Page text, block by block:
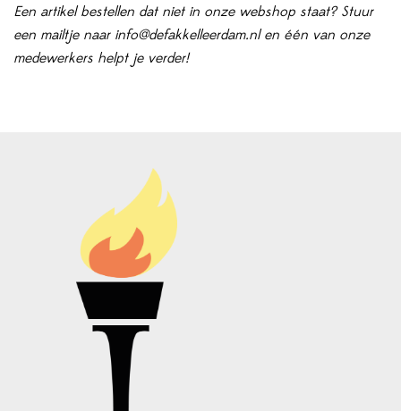
Een artikel bestellen dat niet in onze webshop staat? Stuur
een mailtje naar info@defakkelleerdam.nl en één van onze
medewerkers helpt je verder!